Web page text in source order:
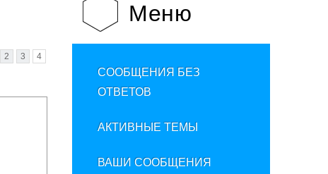
2 3 4
Меню
СООБЩЕНИЯ БЕЗ
ОТВЕТОВ
АКТИВНЫЕ ТЕМЫ
ВАШИ СООБЩЕНИЯ